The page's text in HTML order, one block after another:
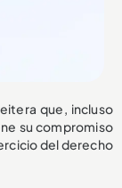
que, incluso
su compromiso
del derecho